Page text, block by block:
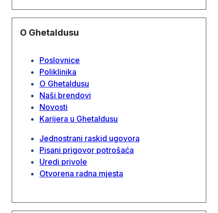
O Ghetaldusu
Poslovnice
Poliklinika
O Ghetaldusu
Naši brendovi
Novosti
Karijera u Ghetaldusu
Jednostrani raskid ugovora
Pisani prigovor potrošaća
Uredi privole
Otvorena radna mjesta